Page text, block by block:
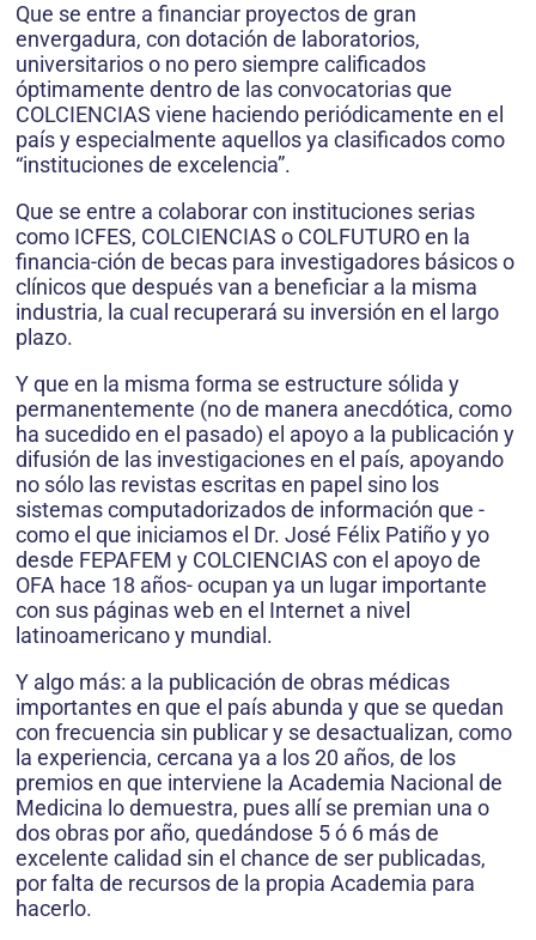
Que se entre a financiar proyectos de gran
envergadura, con dotación de laboratorios,
universitarios o no pero siempre calificados
óptimamente dentro de las convocatorias que
COLCIENCIAS viene haciendo periódicamente en el
país y especialmente aquellos ya clasificados como
“instituciones de excelencia”.
Que se entre a colaborar con instituciones serias
como ICFES, COLCIENCIAS o COLFUTURO en la
financia-ción de becas para investigadores básicos o
clínicos que después van a beneficiar a la misma
industria, la cual recuperará su inversión en el largo
plazo.
Y que en la misma forma se estructure sólida y
permanentemente (no de manera anecdótica, como
ha sucedido en el pasado) el apoyo a la publicación y
difusión de las investigaciones en el país, apoyando
no sólo las revistas escritas en papel sino los
sistemas computadorizados de información que -
como el que iniciamos el Dr. José Félix Patiño y yo
desde FEPAFEM y COLCIENCIAS con el apoyo de
OFA hace 18 años- ocupan ya un lugar importante
con sus páginas web en el Internet a nivel
latinoamericano y mundial.
Y algo más: a la publicación de obras médicas
importantes en que el país abunda y que se quedan
con frecuencia sin publicar y se desactualizan, como
la experiencia, cercana ya a los 20 años, de los
premios en que interviene la Academia Nacional de
Medicina lo demuestra, pues allí se premian una o
dos obras por año, quedándose 5 ó 6 más de
excelente calidad sin el chance de ser publicadas,
por falta de recursos de la propia Academia para
hacerlo.